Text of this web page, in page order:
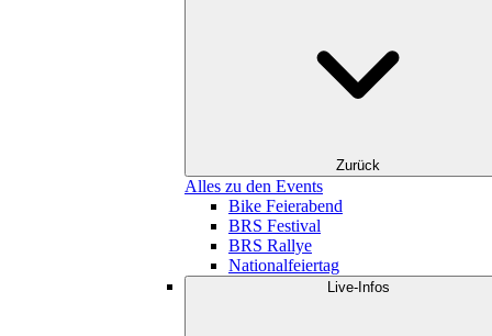
Zurück
Alles zu den Events
Bike Feierabend
BRS Festival
BRS Rallye
Nationalfeiertag
Live-Infos